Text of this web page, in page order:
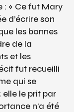
: « Ce fut Mary
d’écrire son
les bonnes
de la
et les
fut recueilli
qui se
le prit par
n’a été